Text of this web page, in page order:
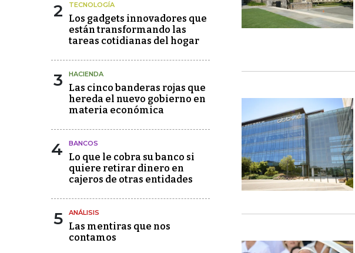
2 TECNOLOGÍA
Los gadgets innovadores que
están transformando las
tareas cotidianas del hogar
3 HACIENDA
Las cinco banderas rojas que
hereda el nuevo gobierno en
materia económica
4 BANCOS
Lo que le cobra su banco si
quiere retirar dinero en
cajeros de otras entidades
5 ANÁLISIS
Las mentiras que nos
contamos